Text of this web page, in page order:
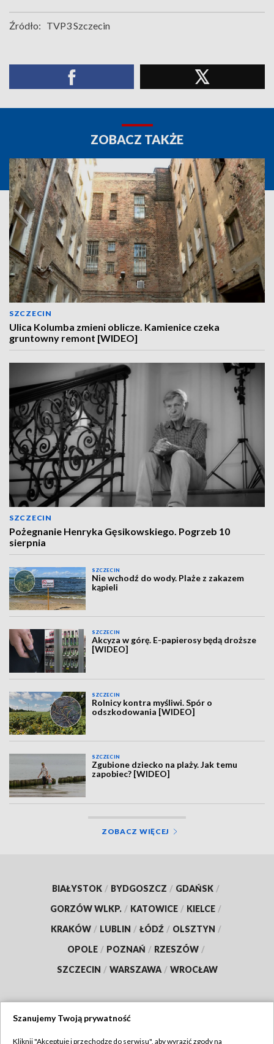
Źródło: TVP3 Szczecin
ZOBACZ TAKŻE
SZCZECIN
Ulica Kolumba zmieni oblicze. Kamienice czeka
gruntowny remont [WIDEO]
SZCZECIN
Pożegnanie Henryka Gęsikowskiego. Pogrzeb 10
sierpnia
SZCZECIN
Nie wchodź do wody. Plaże z zakazem
kąpieli
SZCZECIN
Akcyza w górę. E-papierosy będą droższe
[WIDEO]
SZCZECIN
Rolnicy kontra myśliwi. Spór o
odszkodowania [WIDEO]
SZCZECIN
Zgubione dziecko na plaży. Jak temu
zapobiec? [WIDEO]
ZOBACZ WIĘCEJ
BIAŁYSTOK / BYDGOSZCZ / GDAŃSK /
GORZÓW WLKP. / KATOWICE / KIELCE /
KRAKÓW / LUBLIN / ŁÓDŹ / OLSZTYN /
OPOLE / POZNAŃ / RZESZÓW /
SZCZECIN / WARSZAWA / WROCŁAW
Szanujemy Twoją prywatność
Kliknij "Akceptuję i przechodzę do serwisu", aby wyrazić zgody na